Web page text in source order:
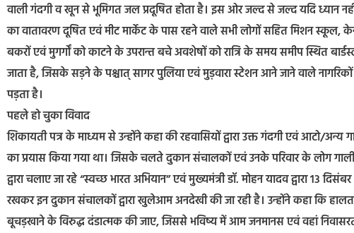
वाली गंदगी व खून से भूमिगत जल प्रदूषित होता है। इस ओर जल्द से जल्द यदि ध्यान
का वातावरण दूषित एवं मीट मार्केट के पास रहने वाले सभी लोगों सहित मिशन स्कूल,
बकरों एवं मुगर्गों को काटने के उपरान्त बचे अवशेषों को रात्रि के समय समीप स्थित
जाता है, जिसके सड़ने के पश्चात् सागर पुलिया एवं मुड़वारा स्टेशन आने जाने वाले
पड़ता है।
पहले हो चुका विवाद
शिकायती पत्र के माध्यम से उन्होंने कहा की रहवासियों द्वारा उक्त गंदगी एवं आटो/
का प्रयास किया गया था। जिसके चलते दुकान संचालकों एवं उनके परिवार के लोग गाली
द्वारा चलाए जा रहे “स्वच्छ भारत अभियान” एवं मुख्यमंत्री डॉ. मोहन यादव द्वारा 13
रखकर इन दुकान संचालकों द्वारा खुलेआम अनदेखी की जा रही है। उन्होंने कहा कि
बूचड़खाने के विरुद्ध दंडात्मक की जाए, जिससे भविष्य में आम जनमानस एवं वहां निवासरत्